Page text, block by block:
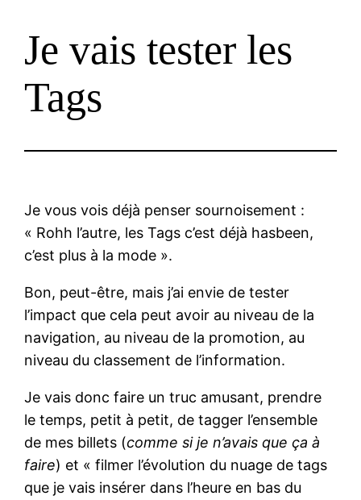
Je vais tester les
Tags
Je vous vois déjà penser sournoisement :
« Rohh l’autre, les Tags c’est déjà hasbeen,
c’est plus à la mode ».
Bon, peut-être, mais j’ai envie de tester
l’impact que cela peut avoir au niveau de la
navigation, au niveau de la promotion, au
niveau du classement de l’information.
Je vais donc faire un truc amusant, prendre
le temps, petit à petit, de tagger l’ensemble
de mes billets (comme si je n’avais que ça à
faire) et « filmer l’évolution du nuage de tags
que je vais insérer dans l’heure en bas du